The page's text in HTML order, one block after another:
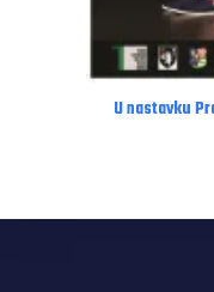
U nastavku